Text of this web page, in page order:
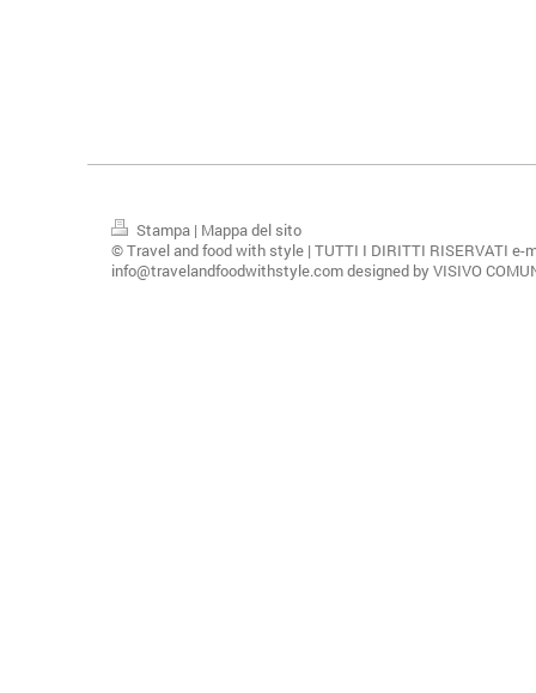
Stampa | Mappa del sito
© Travel and food with style | TUTTI I DIRITTI RISERVATI e-
info@travelandfoodwithstyle.com designed by VISIVO